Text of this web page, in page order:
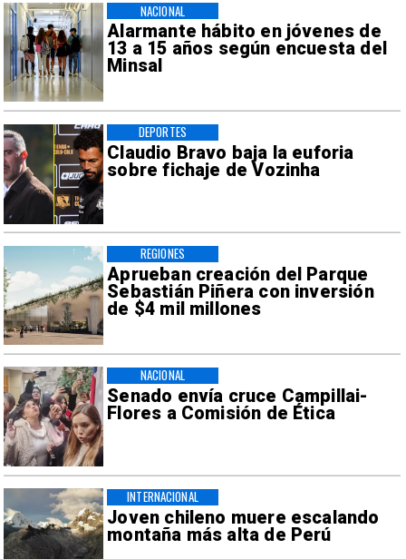
Alarmante hábito en jóvenes de
13 a 15 años según encuesta del
Minsal
NACIONAL
Claudio Bravo baja la euforia
sobre fichaje de Vozinha
DEPORTES
Aprueban creación del Parque
Sebastián Piñera con inversión
de $4 mil millones
REGIONES
Senado envía cruce Campillai-
Flores a Comisión de Ética
NACIONAL
Joven chileno muere escalando
montaña más alta de Perú
INTERNACIONAL